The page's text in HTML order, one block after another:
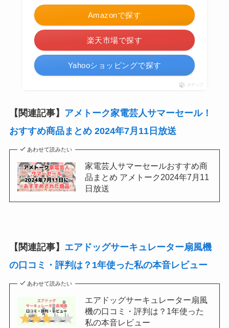
Amazonで探す
楽天市場で探す
Yahooショッピングで探す
ポチップ
【関連記事】 アメトーク家電芸人サマーセール！
おすすめ商品まとめ 2024年7月11日放送
あわせて読みたい
家電芸人サマーセールおすすめ商
品まとめ アメトーク2024年7月11
日放送
【関連記事】 エアドッグサーキュレーター扇風機
の口コミ・評判は？1年使った私の本音レビュー
あわせて読みたい
エアドッグサーキュレーター扇風
機の口コミ・評判は？1年使った
私の本音レビュー